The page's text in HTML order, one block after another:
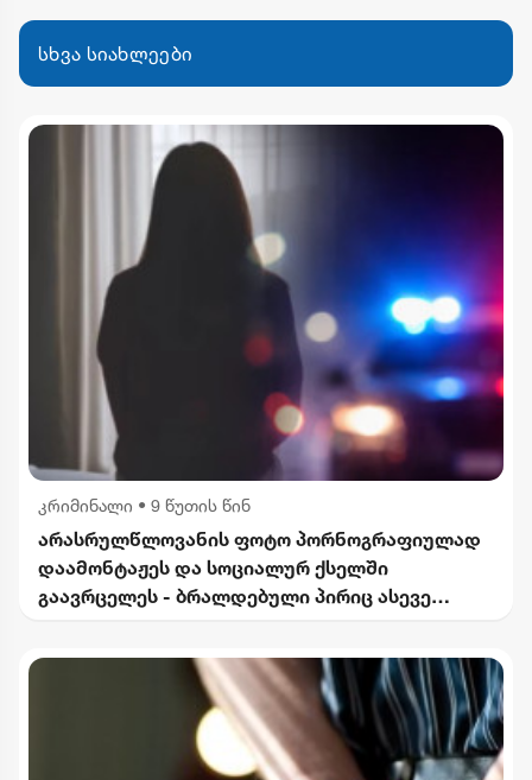
სხვა სიახლეები
კრიმინალი • 9 წუთის წინ
არასრულწლოვანის ფოტო პორნოგრაფიულად
დაამონტაჟეს და სოციალურ ქსელში
გაავრცელეს - ბრალდებული პირიც ასევე